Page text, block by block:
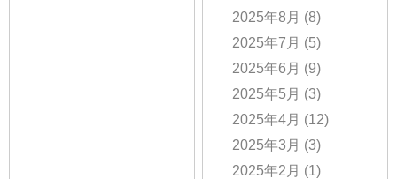
2025年8月 (8)
2025年7月 (5)
2025年6月 (9)
2025年5月 (3)
2025年4月 (12)
2025年3月 (3)
2025年2月 (1)